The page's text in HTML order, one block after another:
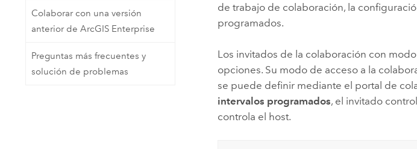
Colaborar con una versión
anterior de ArcGIS Enterprise
Preguntas más frecuentes y
solución de problemas
de trabajo de colaboración, la
programados.
Los invitados de la colaboración con
opciones. Su modo de acceso a la
se puede definir mediante el portal de
intervalos programados, el invitado
controla el host.